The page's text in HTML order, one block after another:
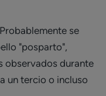
se
"posparto",
observados durante
un tercio o incluso